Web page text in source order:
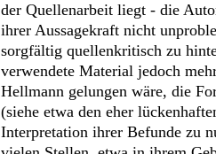
der Quellenarbeit liegt - die
ihrer Aussagekraft nicht
sorgfältig quellenkritisch zu
verwendete Material jedoch
Hellmann gelungen wäre, die
(siehe etwa den eher
Interpretation ihrer Befunde zu